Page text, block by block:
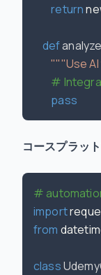
return
def
"""Use
#
pass
コースプラッ
#
import
from
class